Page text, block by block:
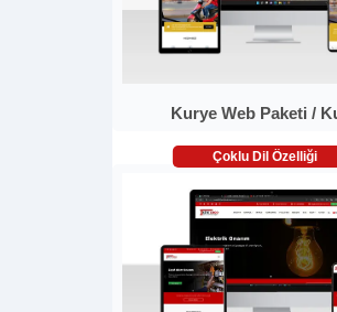
Kurye Web Paketi /
Çoklu Dil Özelliği